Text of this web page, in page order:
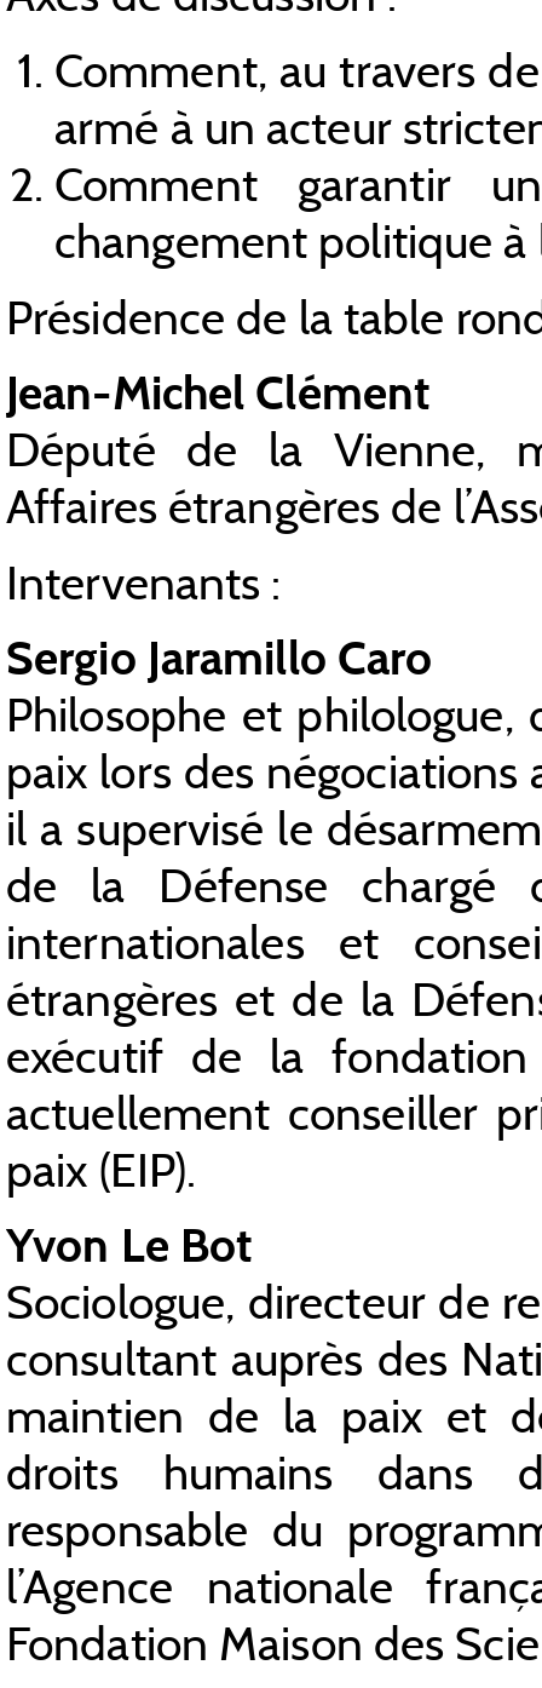
Comment, au travers
armé à un acteur
Comment garantir
changement politique à
Présidence de la table
Jean-Michel Clément
Député de la Vienne,
Affaires étrangères de
Intervenants :
Sergio Jaramillo Caro
Philosophe et
paix lors des négociations
il a supervisé le
de la Défense chargé
internationales et
étrangères et de la
exécutif de la
actuellement conseiller
paix (EIP).
Yvon Le Bot
Sociologue, directeur de
consultant auprès des
maintien de la paix et
droits humains dans
responsable du
l’Agence nationale
Fondation Maison des